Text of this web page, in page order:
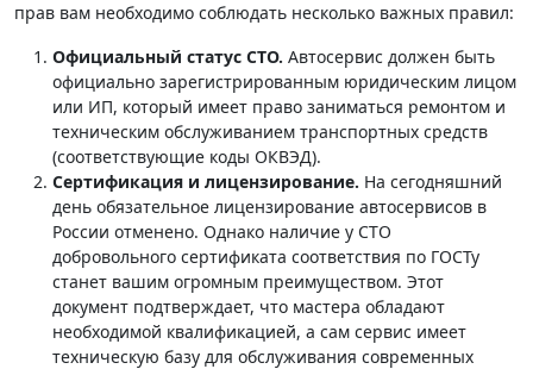
прав вам необходимо соблюдать несколько важных правил:
Официальный статус СТО. Автосервис должен быть
официально зарегистрированным юридическим лицом
или ИП, который имеет право заниматься ремонтом и
техническим обслуживанием транспортных средств
(соответствующие коды ОКВЭД).
Сертификация и лицензирование. На сегодняшний
день обязательное лицензирование автосервисов в
России отменено. Однако наличие у СТО
добровольного сертификата соответствия по ГОСТу
станет вашим огромным преимуществом. Этот
документ подтверждает, что мастера обладают
необходимой квалификацией, а сам сервис имеет
техническую базу для обслуживания современных